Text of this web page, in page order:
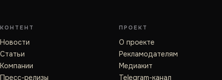
КОНТЕНТ
Новости
Статьи
Компании
Пресс-релизы
ПРОЕКТ
О проекте
Рекламодателям
Медиакит
Telegram-канал